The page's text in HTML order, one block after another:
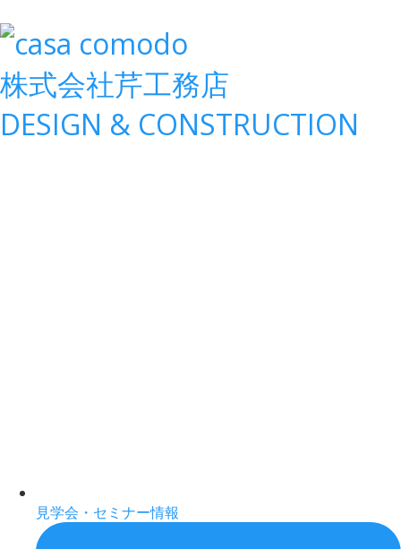
株式会社芹工務店
DESIGN & CONSTRUCTION
見学会・セミナー情報